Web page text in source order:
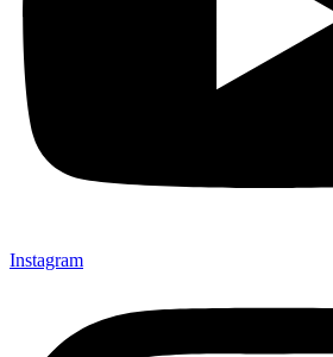
Instagram